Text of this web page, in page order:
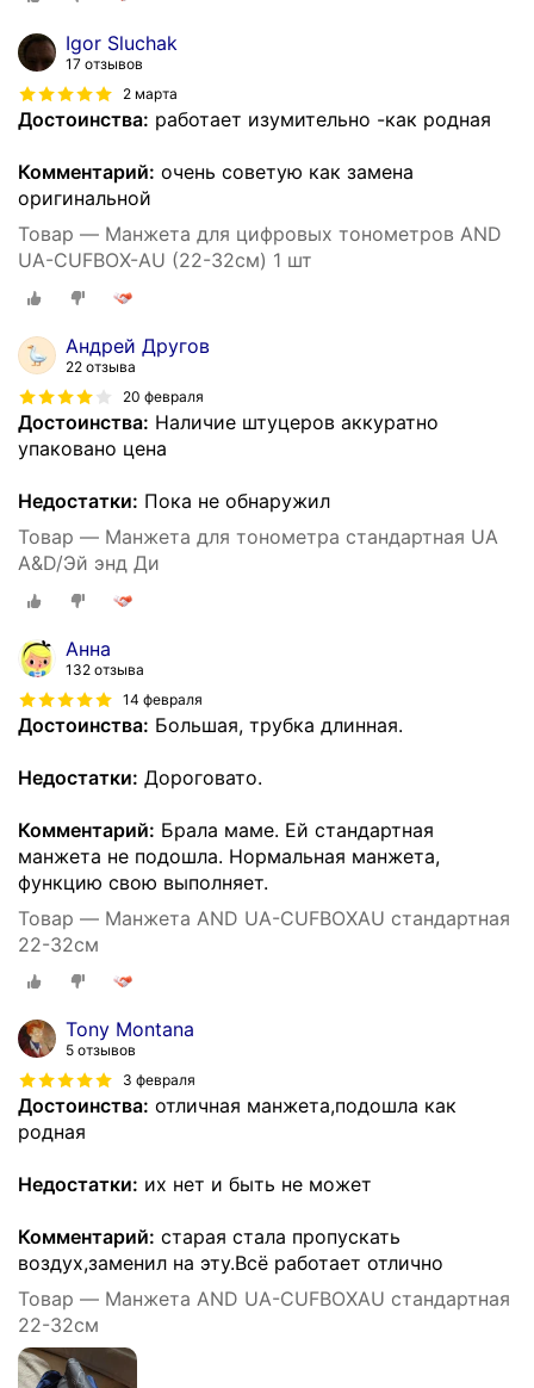
Igor Sluchak
17 отзывов
2 марта
Достоинства: работает изумительно -как родная
Комментарий: очень советую как замена
оригинальной
Товар — Манжета для цифровых тонометров AND
UA-CUFBOX-AU (22-32см) 1 шт
Андрей Другов
22 отзыва
20 февраля
Достоинства: Наличие штуцеров аккуратно
упаковано цена
Недостатки: Пока не обнаружил
Товар — Манжета для тонометра стандартная UA
A&D/Эй энд Ди
Анна
132 отзыва
14 февраля
Достоинства: Большая, трубка длинная.
Недостатки: Дороговато.
Комментарий: Брала маме. Ей стандартная
манжета не подошла. Нормальная манжета,
функцию свою выполняет.
Товар — Манжета AND UA-CUFBOXAU стандартная
22-32см
Tony Montana
5 отзывов
3 февраля
Достоинства: отличная манжета,подошла как
родная
Недостатки: их нет и быть не может
Комментарий: старая стала пропускать
воздух,заменил на эту.Всё работает отлично
Товар — Манжета AND UA-CUFBOXAU стандартная
22-32см